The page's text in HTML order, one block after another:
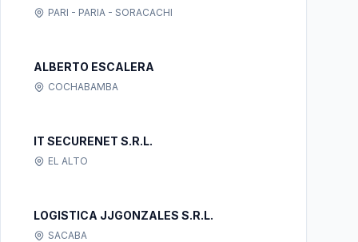
PARI - PARIA - SORACACHI
ALBERTO ESCALERA
COCHABAMBA
IT SECURENET S.R.L.
EL ALTO
LOGISTICA JJGONZALES S.R.L.
SACABA